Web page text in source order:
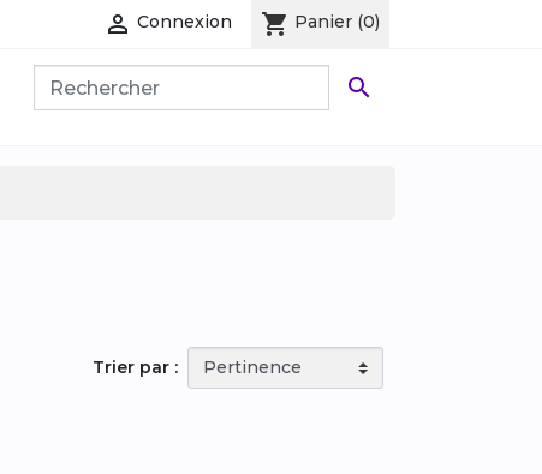
 Connexion shopping_cart Panier (0)

Trier par :